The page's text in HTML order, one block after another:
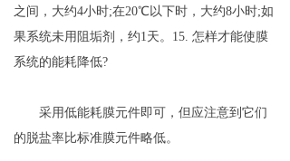
之间，大约4小时;在20℃以下时，大约8小时;如
果系统未用阻垢剂，约1天。15. 怎样才能使膜
系统的能耗降低?
采用低能耗膜元件即可，但应注意到它们
的脱盐率比标准膜元件略低。